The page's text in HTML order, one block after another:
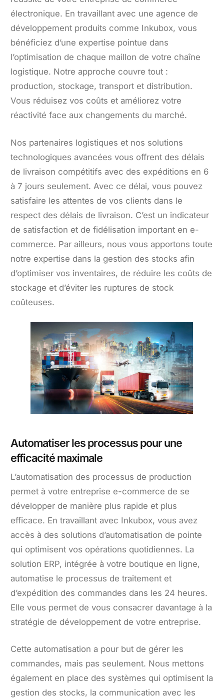
électronique. En travaillant avec une agence de
développement produits comme Inkubox, vous
bénéficiez d’une expertise pointue dans
l’optimisation de chaque maillon de votre chaîne
logistique. Notre approche couvre tout :
production, stockage, transport et distribution.
Vous réduisez vos coûts et améliorez votre
réactivité face aux changements du marché.
Nos partenaires logistiques et nos solutions
technologiques avancées vous offrent des délais
de livraison compétitifs avec des expéditions en 6
à 7 jours seulement. Avec ce délai, vous pouvez
satisfaire les attentes de vos clients dans le
respect des délais de livraison. C’est un indicateur
de satisfaction et de fidélisation important en e-
commerce. Par ailleurs, nous vous apportons toute
notre expertise dans la gestion des stocks afin
d’optimiser vos inventaires, de réduire les coûts de
stockage et d’éviter les ruptures de stock
coûteuses.
Automatiser les processus pour une
efficacité maximale
L’automatisation des processus de production
permet à votre entreprise e-commerce de se
développer de manière plus rapide et plus
efficace. En travaillant avec Inkubox, vous avez
accès à des solutions d’automatisation de pointe
qui optimisent vos opérations quotidiennes. La
solution ERP, intégrée à votre boutique en ligne,
automatise le processus de traitement et
d’expédition des commandes dans les 24 heures.
Elle vous permet de vous consacrer davantage à la
stratégie de développement de votre entreprise.
Cette automatisation a pour but de gérer les
commandes, mais pas seulement. Nous mettons
également en place des systèmes qui optimisent la
gestion des stocks, la communication avec les